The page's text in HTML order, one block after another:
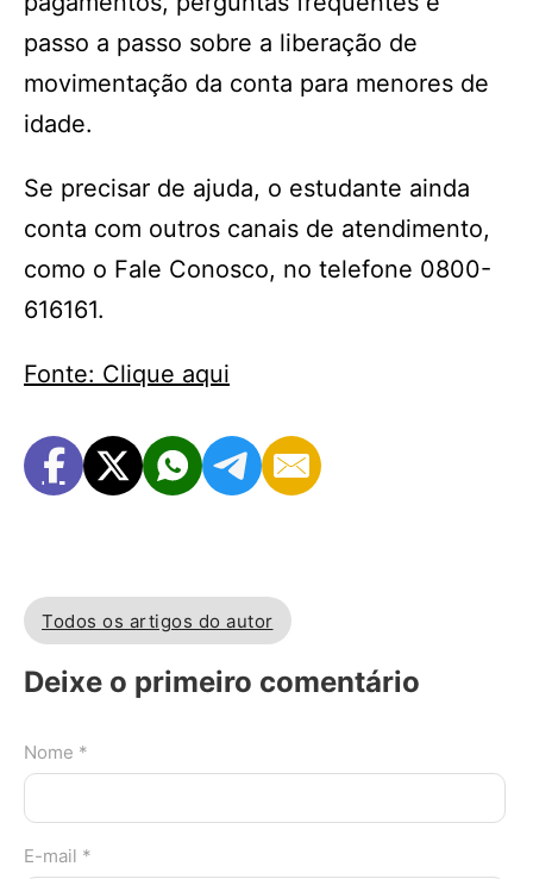
passo a passo sobre a liberação de
movimentação da conta para menores de
idade.
Se precisar de ajuda, o estudante ainda
conta com outros canais de atendimento,
como o Fale Conosco, no telefone 0800-
616161.
Fonte: Clique aqui
Todos os artigos do autor
Deixe o primeiro comentário
Nome *
E-mail *